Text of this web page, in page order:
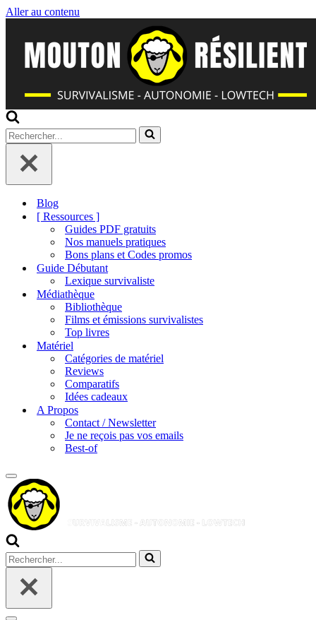
Aller au contenu
Rechercher...
Blog
[ Ressources ]
Guides PDF gratuits
Nos manuels pratiques
Bons plans et Codes promos
Guide Débutant
Lexique survivaliste
Médiathèque
Bibliothèque
Films et émissions survivalistes
Top livres
Matériel
Catégories de matériel
Reviews
Comparatifs
Idées cadeaux
A Propos
Contact / Newsletter
Je ne reçois pas vos emails
Best-of
Menu
de
navigation
Rechercher...